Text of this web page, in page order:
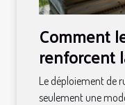
Comment
renforcent
milieu
Le déploiement de
seulement une